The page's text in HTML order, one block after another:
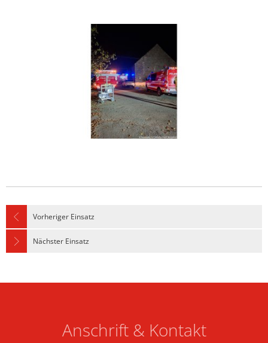
Vorheriger Einsatz
Nächster Einsatz
Anschrift & Kontakt